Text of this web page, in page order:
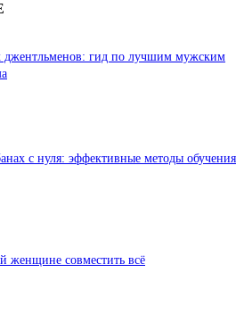
джентльменов: гид по лучшим мужским
с нуля: эффективные методы
женщине совместить всё